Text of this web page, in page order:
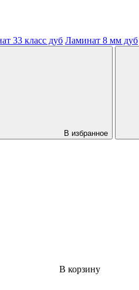
33 класс дуб Ламинат 8 мм дуб
В избранное
В корзину